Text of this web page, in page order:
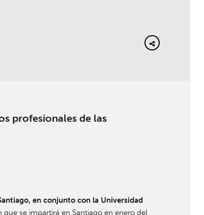
profesionales de las
en conjunto con la Universidad
se impartirá en Santiago en enero del